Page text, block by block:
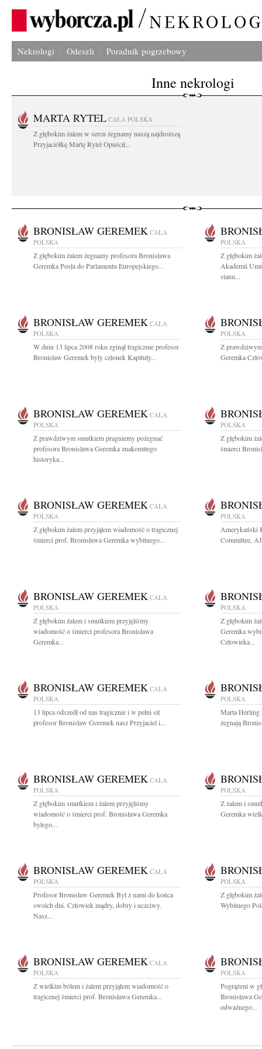
Nekrologi Odeszli Poradnik pogrzebowy
Inne nekrologi
MARTA RYTEL CAŁA POLSKA
Z głębokim żalem w sercu żegnamy naszą najdroższą
Przyjaciółkę Martę Rytel Opuścił...
BRONISŁAW GEREMEK CAŁA
POLSKA
Z głębokim żalem żegnamy profesora Bronisława
Geremka Posła do Parlamentu Europejskiego...
POLSKA
Z głębokim
Akademii
stanu...
BRONISŁAW GEREMEK CAŁA
POLSKA
W dniu 13 lipca 2008 roku zginął tragicznie profesor
Bronisław Geremek były członek Kapituły...
POLSKA
Z
Geremka
BRONISŁAW GEREMEK CAŁA
POLSKA
Z prawdziwym smutkiem pragniemy pożegnać
profesora Bronisława Geremka znakomitego
historyka...
POLSKA
Z głębokim
śmierci
BRONISŁAW GEREMEK CAŁA
POLSKA
Z głębokim żalem przyjąłem wiadomość o tragicznej
śmierci prof. Bronisława Geremka wybitnego...
POLSKA
Amerykański
Committee,
BRONISŁAW GEREMEK CAŁA
POLSKA
Z głębokim żalem i smutkiem przyjęliśmy
wiadomość o śmierci profesora Bronisława
Geremka...
POLSKA
Z głębokim
Geremka
Człowieka...
BRONISŁAW GEREMEK CAŁA
POLSKA
13 lipca odszedł od nas tragicznie i w pełni sił
profesor Bronisław Geremek nasz Przyjaciel i...
POLSKA
Marta Herling
żegnają
BRONISŁAW GEREMEK CAŁA
POLSKA
Z głębokim smutkiem i żalem przyjęliśmy
wiadomość o śmierci prof. Bronisława Geremka
byłego...
POLSKA
Z żalem i
Geremka
BRONISŁAW GEREMEK CAŁA
POLSKA
Profesor Bronisław Geremek Był z nami do końca
swoich dni. Człowiek mądry, dobry i uczciwy.
Nasz...
POLSKA
Z głębokim
Wybitnego
BRONISŁAW GEREMEK CAŁA
POLSKA
Z wielkim bólem i żalem przyjąłem wiadomość o
tragicznej śmierci prof. Bronisława Geremka...
POLSKA
Pogrążeni w
Bronisława
odważnego...